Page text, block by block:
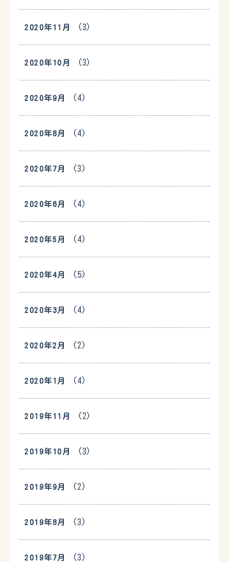
2020年11月 (3)
2020年10月 (3)
2020年9月 (4)
2020年8月 (4)
2020年7月 (3)
2020年6月 (4)
2020年5月 (4)
2020年4月 (5)
2020年3月 (4)
2020年2月 (2)
2020年1月 (4)
2019年11月 (2)
2019年10月 (3)
2019年9月 (2)
2019年8月 (3)
2019年7月 (3)